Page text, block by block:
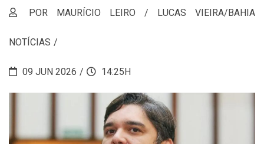
POR MAURÍCIO LEIRO / LUCAS VIEIRA/BAHIA
NOTÍCIAS
09 JUN 2026 14:25H